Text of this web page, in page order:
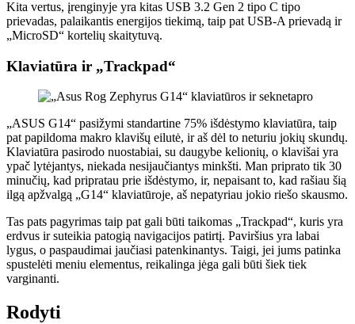
Kita vertus, įrenginyje yra kitas USB 3.2 Gen 2 tipo C tipo
prievadas, palaikantis energijos tiekimą, taip pat USB-A prievadą ir
„MicroSD“ kortelių skaitytuvą.
Klaviatūra ir „Trackpad“
„ASUS G14“ pasižymi standartine 75% išdėstymo klaviatūra, taip
pat papildoma makro klavišų eilutė, ir aš dėl to neturiu jokių skundų.
Klaviatūra pasirodo nuostabiai, su daugybe kelionių, o klavišai yra
ypač lytėjantys, niekada nesijaučiantys minkšti. Man priprato tik 30
minučių, kad pripratau prie išdėstymo, ir, nepaisant to, kad rašiau šią
ilgą apžvalgą „G14“ klaviatūroje, aš nepatyriau jokio riešo skausmo.
Tas pats pagyrimas taip pat gali būti taikomas „Trackpad“, kuris yra
erdvus ir suteikia patogią navigacijos patirtį. Paviršius yra labai
lygus, o paspaudimai jaučiasi patenkinantys. Taigi, jei jums patinka
spustelėti meniu elementus, reikalinga jėga gali būti šiek tiek
varginanti.
Rodyti